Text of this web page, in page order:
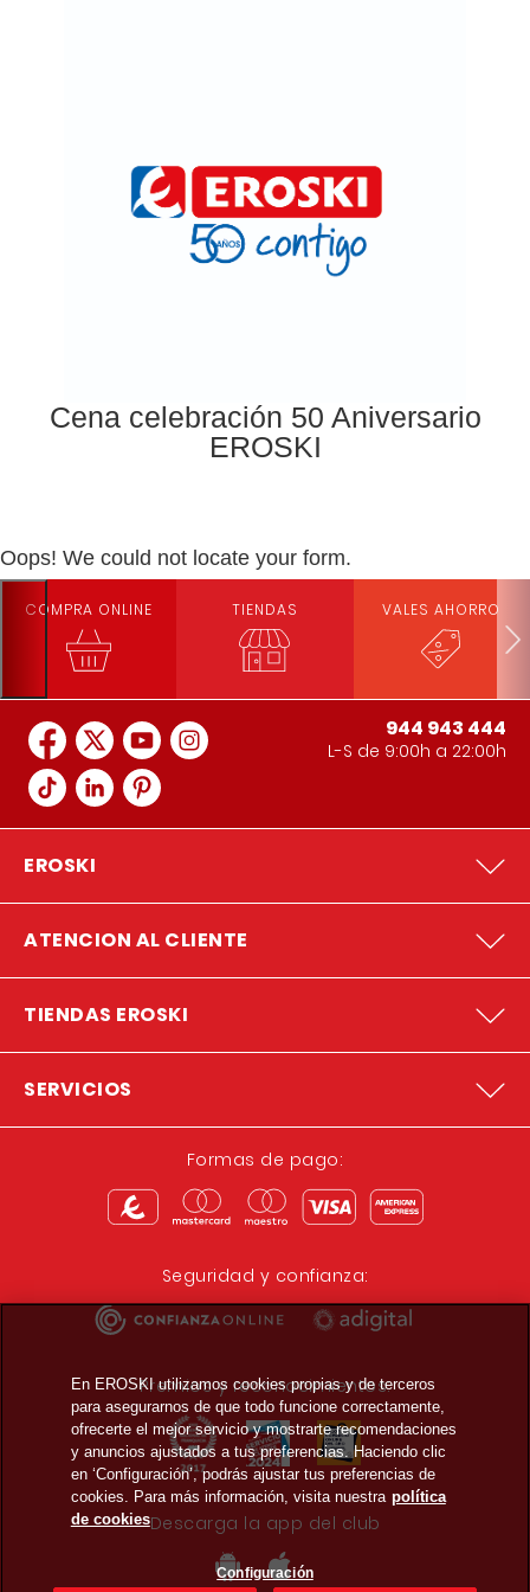
Cena celebración 50 Aniversario
EROSKI
Oops! We could not locate your form.
COMPRA ONLINE TIENDAS VALES AHORRO
944 943 444
L-S de 9:00h a 22:00h
EROSKI
ATENCION AL CLIENTE
TIENDAS EROSKI
SERVICIOS
Formas de pago:
Seguridad y confianza:
Premios y reconocimientos:
Descarga la app del club
En EROSKI utilizamos cookies propias y de terceros
para asegurarnos de que todo funcione correctamente,
ofrecerte el mejor servicio y mostrarte recomendaciones
y anuncios ajustados a tus preferencias. Haciendo clic
en ‘Configuración’, podrás ajustar tus preferencias de
cookies. Para más información, visita nuestra política
de cookies
Configuración